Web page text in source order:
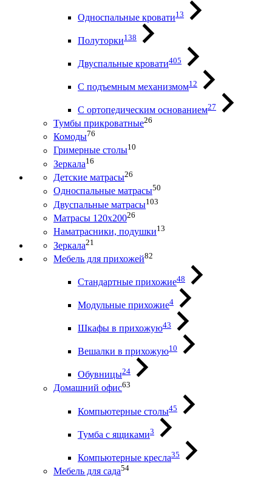
Односпальные кровати13
Полуторки138
Двуспальные кровати405
С подъемным механизмом12
С ортопедическим основанием27
Тумбы прикроватные26
Комоды76
Гримерные столы10
Зеркала16
Детские матрасы26
Односпальные матрасы50
Двуспальные матрасы103
Матрасы 120х20026
Наматрасники, подушки13
Зеркала21
Мебель для прихожей82
Стандартные прихожие48
Модульные прихожие4
Шкафы в прихожую43
Вешалки в прихожую10
Обувницы24
Домашний офис63
Компьютерные столы45
Тумба с ящиками3
Компьютерные кресла35
Мебель для сада54